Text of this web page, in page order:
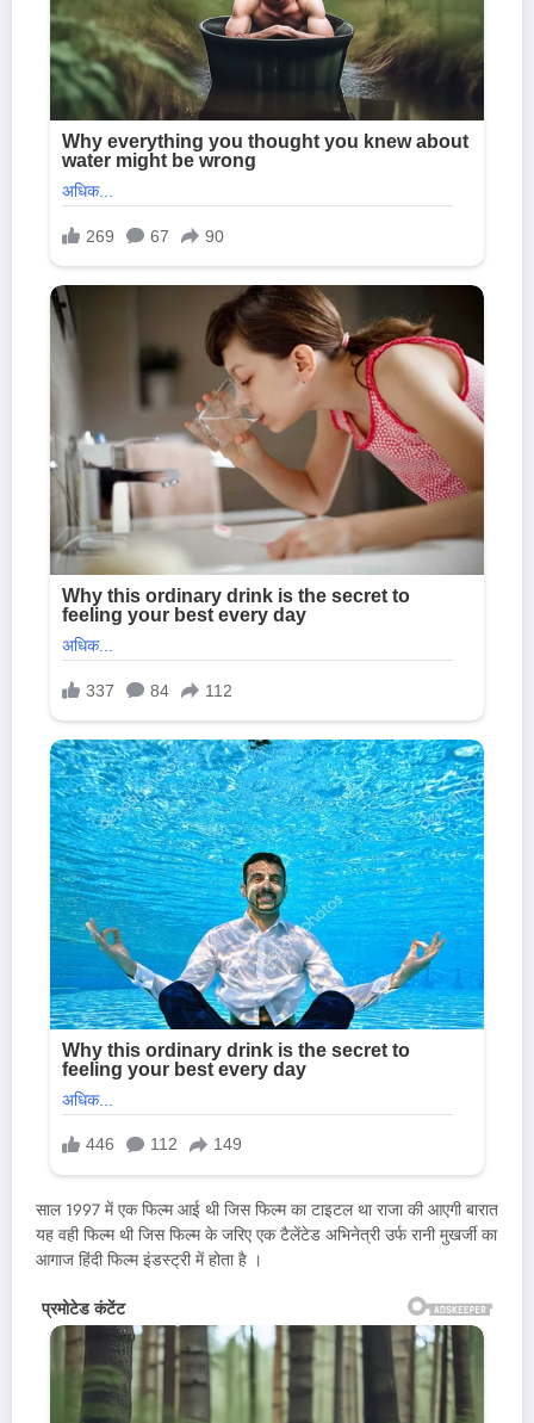
साल 1997 में एक फिल्म आई थी जिस फिल्म का टाइटल था राजा की आएगी बारात
यह वही फिल्म थी जिस फिल्म के जरिए एक टैलेंटेड अभिनेत्री उर्फ रानी मुखर्जी का
आगाज हिंदी फिल्म इंडस्ट्री में होता है ।